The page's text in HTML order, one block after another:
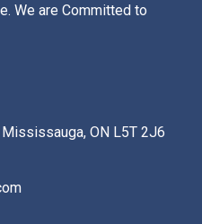
We are Committed to
ON L5T 2J6